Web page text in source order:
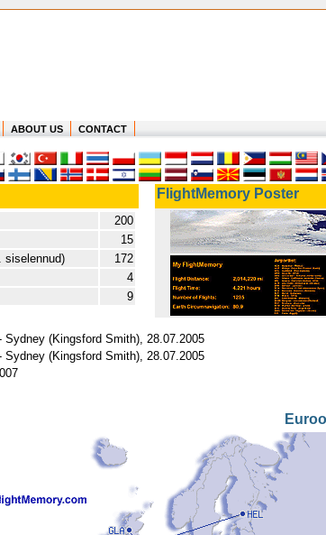
ABOUT US CONTACT
FlightMemory Poster
200
15
siselennud)
172
4
9
(Kingsford Smith), 28.07.2005
(Kingsford Smith), 28.07.2005